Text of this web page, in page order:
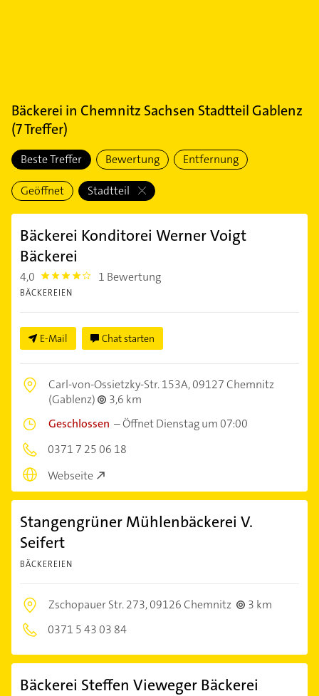
Bäckerei in Chemnitz Sachsen Stadtteil Gablenz
(7Treffer)
Beste Treffer Bewertung Entfernung
Geöffnet Stadtteil
Bäckerei Konditorei Werner Voigt
Bäckerei
4,0 4.0 1 Bewertung
BÄCKEREIEN
E-Mail Chat starten
Carl-von-Ossietzky-Str. 153A,09127 Chemnitz
(Gablenz)
3,6 km
Geschlossen –Öffnet Dienstag um 07:00
0371 7 25 06 18
Webseite
Stangengrüner Mühlenbäckerei V.
Seifert
BÄCKEREIEN
Zschopauer Str. 273,09126 Chemnitz
3 km
0371 5 43 03 84
Bäckerei Steffen Vieweger Bäckerei